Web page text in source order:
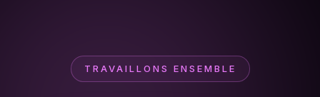
TRAVAILLONS ENSEMBLE